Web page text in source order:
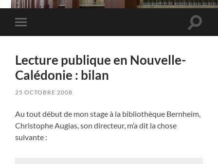
Toggle
mobile
Toggle
Lecture publique en Nouvelle-
Calédonie : bilan
25 OCTOBRE 2008
Au tout début de mon stage à la bibliothèque Bernheim,
Christophe Augias, son directeur, m’a dit la chose
suivante :